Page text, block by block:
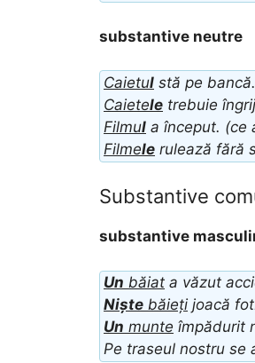
substantive neutre
Caietul stă pe
Caietele trebuie
Filmul a început. (ce
Filmele rulează fără
Substantive
substantive
Un băiat a văzut
Niște băieți joacă
Un munte împădurit
Pe traseul nostru se